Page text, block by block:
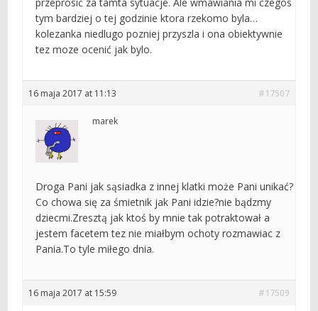
tym bardziej o tej godzinie ktora rzekomo byla…
kolezanka niedlugo pozniej przyszla i ona obiektywnie
tez moze ocenić jak bylo.
16 maja 2017 at 11:13 #17507
marek
Droga Pani jak sąsiadka z innej klatki może Pani unikać?
Co chowa się za śmietnik jak Pani idzie?nie bądzmy
dziecmi.Zresztą jak ktoś by mnie tak potraktował a
jestem facetem tez nie miałbym ochoty rozmawiac z
Pania.To tyle miłego dnia.
16 maja 2017 at 15:59 #17509